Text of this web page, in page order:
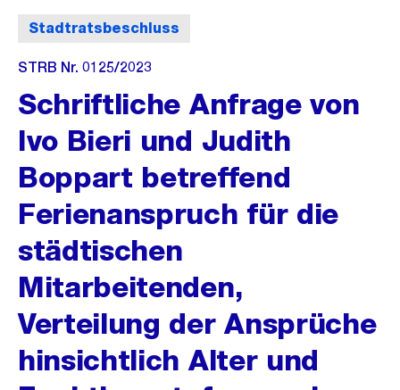
Stadtratsbeschluss
STRB Nr. 0125/2023
Schriftliche Anfrage von
Ivo Bieri und Judith
Boppart betreffend
Ferienanspruch für die
städtischen
Mitarbeitenden,
Verteilung der Ansprüche
hinsichtlich Alter und